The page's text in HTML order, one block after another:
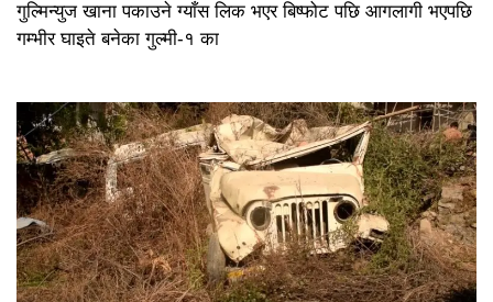
गुल्मिन्युज खाना पकाउने ग्याँस लिक भएर बिष्फोट पछि आगलागी भएपछि
गम्भीर घाइते बनेका गुल्मी-१ का